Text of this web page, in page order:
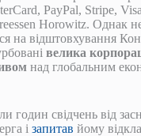
PayPal, Stripe,
Horowitz. Однак
на відштовхування
велика
над глобальним
годин свідчень від
і запитав йому